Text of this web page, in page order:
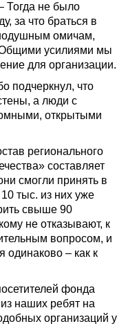
Тогда не было
за что браться в
омичам,
Общими усилиями мы
для организации.
подчеркнул, что
а люди с
открытыми
регионального
составляет
смогли принять в
тыс. из них уже
свыше 90
не отказывают, к
вопросом, и
одинаково – как к
фонда
наших ребят на
организаций у